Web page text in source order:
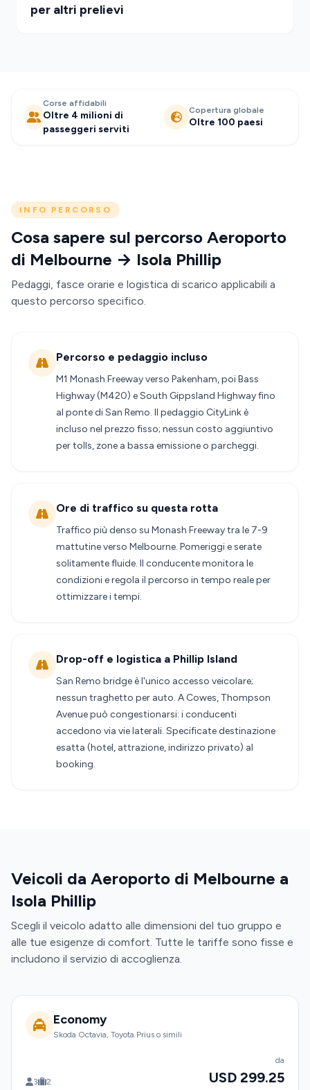
per altri prelievi
Corse affidabili
Oltre 4 milioni di
passeggeri serviti
Copertura globale
Oltre 100 paesi
INFO PERCORSO
Cosa sapere sul percorso Aeroporto
di Melbourne → Isola Phillip
Pedaggi, fasce orarie e logistica di scarico applicabili a
questo percorso specifico.
Percorso e pedaggio incluso
M1 Monash Freeway verso Pakenham, poi Bass
Highway (M420) e South Gippsland Highway fino
al ponte di San Remo. Il pedaggio CityLink è
incluso nel prezzo fisso; nessun costo aggiuntivo
per tolls, zone a bassa emissione o parcheggi.
Ore di traffico su questa rotta
Traffico più denso su Monash Freeway tra le 7-9
mattutine verso Melbourne. Pomeriggi e serate
solitamente fluide. Il conducente monitora le
condizioni e regola il percorso in tempo reale per
ottimizzare i tempi.
Drop-off e logistica a Phillip Island
San Remo bridge è l'unico accesso veicolare;
nessun traghetto per auto. A Cowes, Thompson
Avenue può congestionarsi: i conducenti
accedono via vie laterali. Specificate destinazione
esatta (hotel, attrazione, indirizzo privato) al
booking.
Veicoli da Aeroporto di Melbourne a
Isola Phillip
Scegli il veicolo adatto alle dimensioni del tuo gruppo e
alle tue esigenze di comfort. Tutte le tariffe sono fisse e
includono il servizio di accoglienza.
Economy
Skoda Octavia, Toyota Prius o simili
3 2
da
USD 299.25